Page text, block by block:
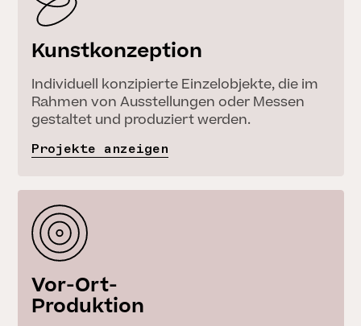
Kunstkonzeption
Individuell konzipierte Einzelobjekte, die im
Rahmen von Ausstellungen oder Messen
gestaltet und produziert werden.
Projekte anzeigen
Vor-Ort-
Produktion